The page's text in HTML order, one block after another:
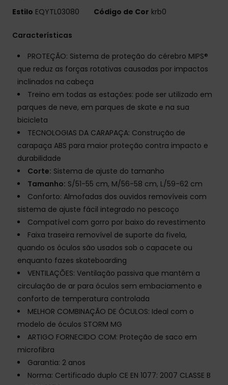
Estilo EQYTL03080 Código de Cor krb0
Características
PROTEÇÃO: Sistema de proteção do cérebro MIPS®
que reduz as forças rotativas causadas por impactos
inclinados na cabeça
Treino em todas as estações: pode ser utilizado em
parques de neve, em parques de skate e na sua
bicicleta
TECNOLOGIAS DA CARAPAÇA: Construção de
carapaça ABS para maior proteção contra impacto e
durabilidade
Corte: Sistema de ajuste do tamanho
Tamanho: S/51-55 cm, M/56-58 cm, L/59-62 cm
Conforto: Almofadas dos ouvidos removíveis com
sistema de ajuste fácil integrado no pescoço
Compatível com gorro por baixo do revestimento
Faixa traseira removível de suporte da fivela,
quando os óculos são usados sob o capacete ou
enquanto fazes skateboarding
VENTILAÇÕES: Ventilação passiva que mantém a
circulação de ar para óculos sem embaciamento e
conforto de temperatura controlada
MELHOR COMBINAÇÃO DE ÓCULOS: Ideal com o
modelo de óculos STORM MG
ARTIGO FORNECIDO COM: Proteção de saco em
microfibra
Garantia: 2 anos
Norma: Certificado duplo CE EN 1077: 2007 CLASSE B